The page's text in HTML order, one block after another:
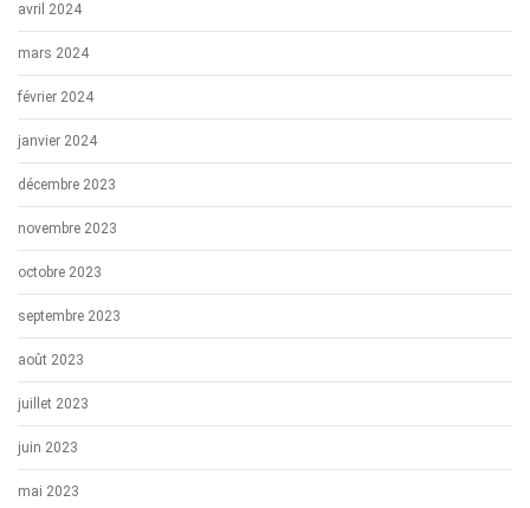
avril 2024
mars 2024
février 2024
janvier 2024
décembre 2023
novembre 2023
octobre 2023
septembre 2023
août 2023
juillet 2023
juin 2023
mai 2023